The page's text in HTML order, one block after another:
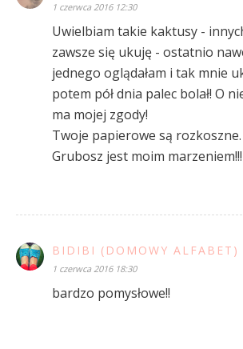
1 czerwca 2016 12:30
Uwielbiam takie kaktusy -
zawsze się ukuję - ostatnio
jednego oglądałam i tak mnie
potem pół dnia palec bolał! O
ma mojej zgody!
Twoje papierowe są rozkoszne.
Grubosz jest moim marzeniem!!!
BIDIBI (DOMOWY ALFABET)
1 czerwca 2016 18:30
bardzo pomysłowe!!